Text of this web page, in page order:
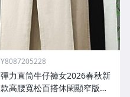
Y8087205228
彈力直筒牛仔褲女2026春秋新
款高腰寬松百搭休閑顯窄版闊